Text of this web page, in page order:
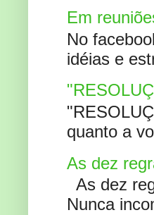
Em
No
idéias e
quanto a
As dez
As dez
Nunca